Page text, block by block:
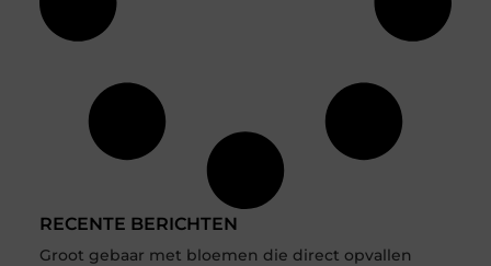
RECENTE BERICHTEN
Groot gebaar met bloemen die direct opvallen